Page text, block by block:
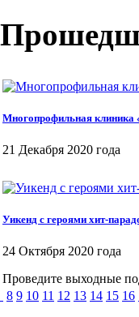
Многопрофильная клиника
21 Декабря 2020 года
Уикенд с героями хит-
24 Октября 2020 года
Проведите выходные
8 9 10 11 12 13 14 15 16